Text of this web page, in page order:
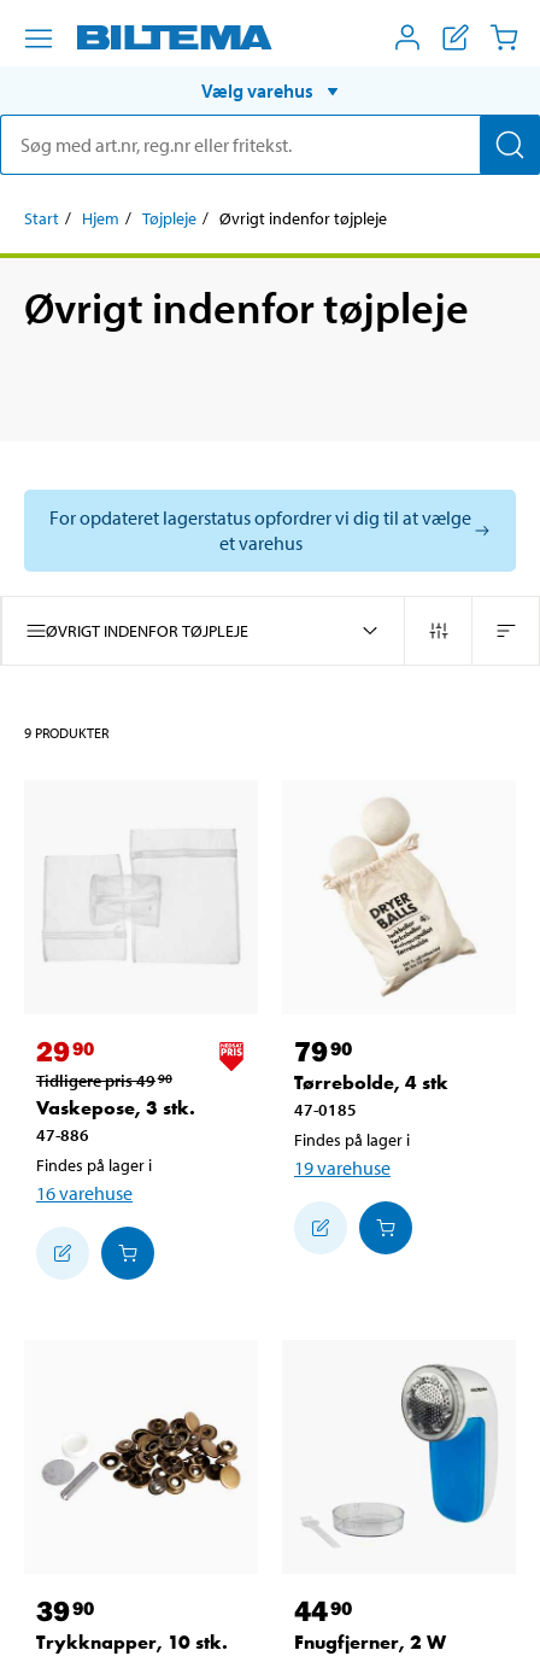
Vælg varehus
Start Hjem Tøjpleje Øvrigt indenfor tøjpleje
Øvrigt indenfor tøjpleje
For opdateret lagerstatus opfordrer vi dig til at vælge
et varehus
ØVRIGT INDENFOR TØJPLEJE
9 PRODUKTER
2990
Tidligere pris4990
Vaskepose, 3 stk.
47-886
Findes på lager i
16varehuse
7990
Tørrebolde, 4 stk
47-0185
Findes på lager i
19varehuse
3990
Trykknapper, 10 stk.
4490
Fnugfjerner, 2 W